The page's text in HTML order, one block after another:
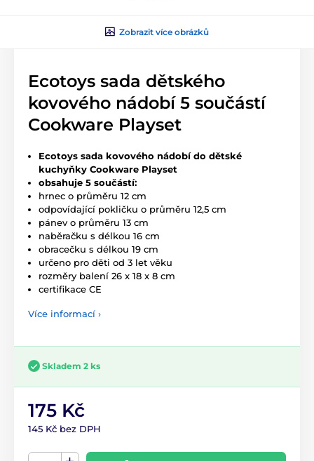
Zobrazit více obrázků
Ecotoys sada dětského
kovového nádobí 5 součástí
Cookware Playset
Ecotoys sada kovového nádobí do dětské
kuchyňky Cookware Playset
obsahuje 5 součástí:
hrnec o průměru 12 cm
odpovídající pokličku o průměru 12,5 cm
pánev o průměru 13 cm
naběračku s délkou 16 cm
obracečku s délkou 19 cm
určeno pro děti od 3 let věku
rozměry balení 26 x 18 x 8 cm
certifikace CE
Více informací ›
Skladem 2 ks
175 Kč
145 Kč bez DPH